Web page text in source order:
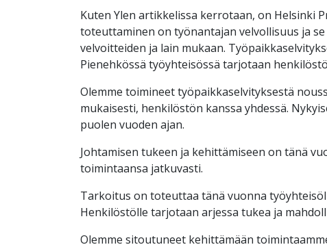
Kuten Ylen artikkelissa kerrotaan, on Helsinki
toteuttaminen on työnantajan velvollisuus ja
velvoitteiden ja lain mukaan.
Pienehkössä työyhteisössä tarjotaan
Olemme toimineet työpaikkaselvityksestä
mukaisesti, henkilöstön kanssa yhdessä.
puolen vuoden ajan.
Johtamisen tukeen ja kehittämiseen on tänä
toimintaansa jatkuvasti.
Tarkoitus on toteuttaa tänä vuonna
Henkilöstölle tarjotaan arjessa tukea ja
Olemme sitoutuneet kehittämään